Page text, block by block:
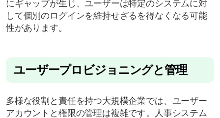
にギャップが生じ、ユーザーは特定のシステムに対
して個別のログインを維持せざるを得なくなる可能
性があります。
ユーザープロビジョニングと管理
多様な役割と責任を持つ大規模企業では、ユーザー
アカウントと権限の管理は複雑です。人事システム